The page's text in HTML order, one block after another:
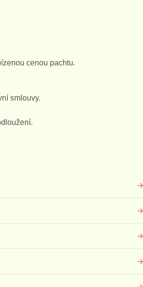
cenou pachtu.
smlouvy.